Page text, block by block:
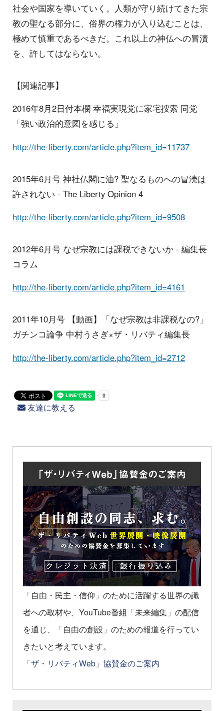
社会や国家を導いていく。人類が守り続けてきた宗
教の聖なる部分に、俗界の権力が入り込むことは、
極めて慎重であるべきだ。これ以上の神仏への冒瀆
を、許してはならない。
【関連記事】
2016年8月2日付本欄 幸福実現党に家宅捜索 同党
「強い政治的意図を感じる」
http://the-liberty.com/article.php?item_id=11737
2015年6月号 神社仏閣に油? 聖なるものへの冒涜は
許されない - The Liberty Opinion 4
http://the-liberty.com/article.php?item_id=9508
2012年6月号 なぜ宗教には課税できないか - 編集長
コラム
http://the-liberty.com/article.php?item_id=4161
2011年10月号 【動画】「なぜ宗教は非課税なの?」
ガチンコ論争 中村うさぎ×ザ・リバティ編集長
http://the-liberty.com/article.php?item_id=2712
友達に教える
「自由・民主・信仰」のために活躍する世界の識
者への取材や、YouTube番組「未来編集」の配信
を通じ、「自由の創設」のための報道を行ってい
きたいと考えています。
「ザ・リバティWeb」協賛金のご案内